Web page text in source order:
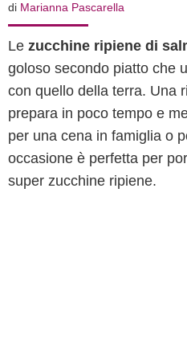
di Marianna Pascarella
Le zucchine ripiene di
goloso secondo piatto che
con quello della terra. Una
prepara in poco tempo e
per una cena in famiglia o
occasione è perfetta per
super zucchine ripiene.